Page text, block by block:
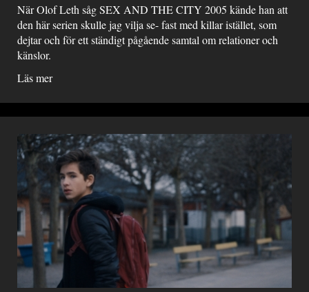
När Olof Leth såg SEX AND THE CITY 2005 kände han att
den här serien skulle jag vilja se- fast med killar istället, som
dejtar och för ett ständigt pågående samtal om relationer och
känslor.
Läs mer